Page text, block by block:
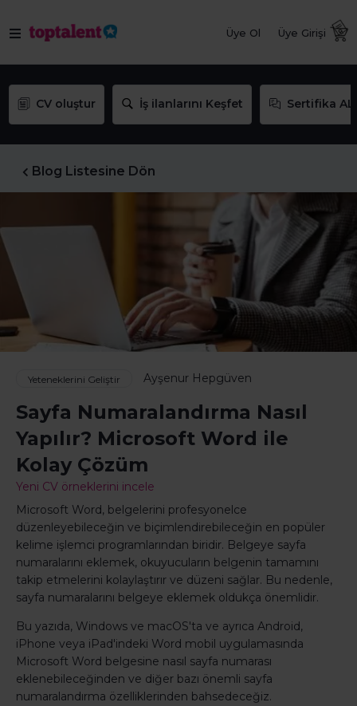
Üye Ol Üye Girişi
CV oluştur İş ilanlarını Keşfet Sertifika AL
Blog Listesine Dön
Yeteneklerini Geliştir Ayşenur Hepgüven
Sayfa Numaralandırma Nasıl
Yapılır? Microsoft Word ile
Kolay Çözüm
Yeni CV örneklerini incele
Microsoft Word, belgelerini profesyonelce
düzenleyebileceğin ve biçimlendirebileceğin en popüler
kelime işlemci programlarından biridir. Belgeye sayfa
numaralarını eklemek, okuyucuların belgenin tamamını
takip etmelerini kolaylaştırır ve düzeni sağlar. Bu nedenle,
sayfa numaralarını belgeye eklemek oldukça önemlidir.
Bu yazıda, Windows ve macOS'ta ve ayrıca Android,
iPhone veya iPad'indeki Word mobil uygulamasında
Microsoft Word belgesine nasıl sayfa numarası
eklenebileceğinden ve diğer bazı önemli sayfa
numaralandırma özelliklerinden bahsedeceğiz.